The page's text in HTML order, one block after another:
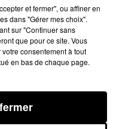
DU 14/05/2025
et fermer", ou affiner en
dans "Gérer mes choix".
sur "Continuer sans
que pour ce site. Vous
consentement à tout
en bas de chaque page.